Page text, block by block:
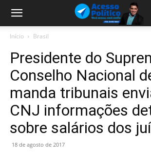
Início Brasil
Presidente do
Conselho Nacional
manda tribunais
CNJ informações
sobre salários dos
18 de agosto de 2017